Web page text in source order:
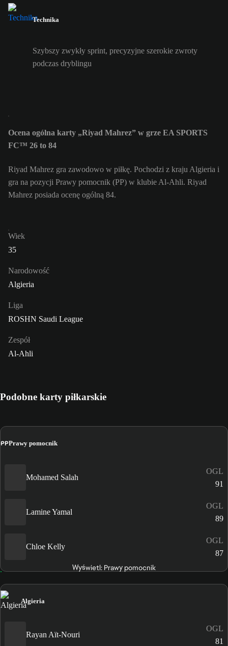
Technika
Szybszy zwykły sprint, precyzyjne szerokie zwroty
podczas dryblingu
Ocena ogólna karty „Riyad Mahrez” w grze EA SPORTS
FC™ 26 to 84
Riyad Mahrez gra zawodowo w piłkę. Pochodzi z kraju Algieria i
gra na pozycji Prawy pomocnik (PP) w klubie Al-Ahli. Riyad
Mahrez posiada ocenę ogólną 84.
Wiek
35
Narodowość
Algieria
Liga
ROSHN Saudi League
Zespół
Al-Ahli
Podobne karty piłkarskie
PPPrawy pomocnik
Mohamed Salah
OGL
91
Lamine Yamal
OGL
89
Chloe Kelly
OGL
87
Wyświetl: Prawy pomocnik
Algieria
Rayan Aït-Nouri
OGL
81